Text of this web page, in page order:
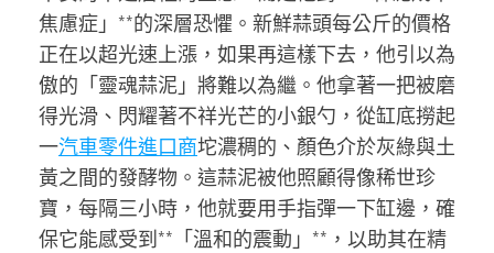
焦慮症」**的深層恐懼。新鮮蒜頭每公斤的價格
正在以超光速上漲，如果再這樣下去，他引以為
傲的「靈魂蒜泥」將難以為繼。他拿著一把被磨
得光滑、閃耀著不祥光芒的小銀勺，從缸底撈起
一汽車零件進口商坨濃稠的、顏色介於灰綠與土
黃之間的發酵物。這蒜泥被他照顧得像稀世珍
寶，每隔三小時，他就要用手指彈一下缸邊，確
保它能感受到**「溫和的震動」**，以助其在精